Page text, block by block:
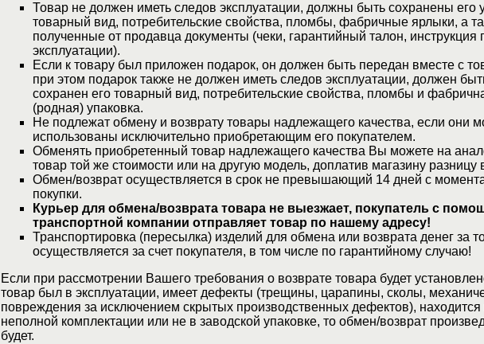
Товар не должен иметь следов эксплуатации, должны быть сохранены его
товарный вид, потребительские свойства, пломбы, фабричные ярлыки, а
полученные от продавца документы (чеки, гарантийный талон, инструкция
эксплуатации).
Если к товару был приложен подарок, он должен быть передан вместе с
при этом подарок также не должен иметь следов эксплуатации, должен
сохранен его товарный вид, потребительские свойства, пломбы и
(родная) упаковка.
Не подлежат обмену и возврату товары надлежащего качества, если они
использованы исключительно приобретающим его покупателем.
Обменять приобретенный товар надлежащего качества Вы можете на
товар той же стоимости или на другую модель, доплатив магазину разницу
Обмен/возврат осуществляется в срок не превышающий 14 дней с
покупки.
Курьер для обмена/возврата товара не выезжает, покупатель с
транспортной компании отправляет товар по нашему адресу!
Транспортировка (пересылка) изделий для обмена или возврата денег за
осуществляется за счет покупателя, в том числе по гарантийному случаю!
Если при рассмотрении Вашего требования о возврате товара будет
товар был в эксплуатации, имеет дефекты (трещины, царапины, сколы,
повреждения за исключением скрытых производственных дефектов), находится
неполной комплектации или не в заводской упаковке, то обмен/возврат
будет.